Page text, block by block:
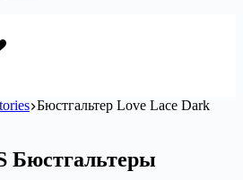
Бюстгальтер Love Lace Dark
Бюстгальтеры